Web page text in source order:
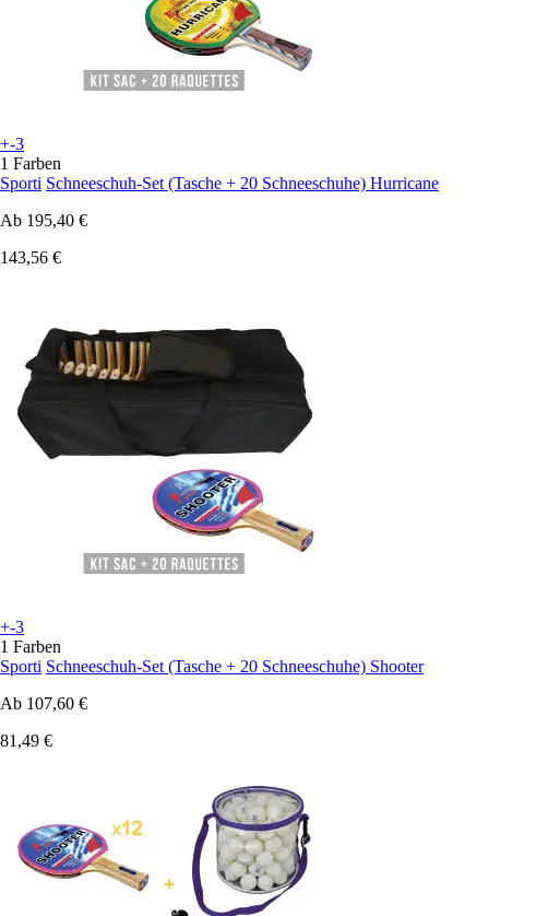
+-3
1 Farben
Sporti Schneeschuh-Set (Tasche + 20 Schneeschuhe) Hurricane
Ab 195,40 €
143,56 €
+-3
1 Farben
Sporti Schneeschuh-Set (Tasche + 20 Schneeschuhe) Shooter
Ab 107,60 €
81,49 €